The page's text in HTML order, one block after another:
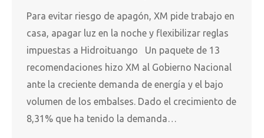
Para evitar riesgo de apagón, XM pide trabajo en
casa, apagar luz en la noche y flexibilizar reglas
impuestas a Hidroituango Un paquete de 13
recomendaciones hizo XM al Gobierno Nacional
ante la creciente demanda de energía y el bajo
volumen de los embalses. Dado el crecimiento de
8,31% que ha tenido la demanda…